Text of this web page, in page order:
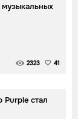
2323 41
Purple стал